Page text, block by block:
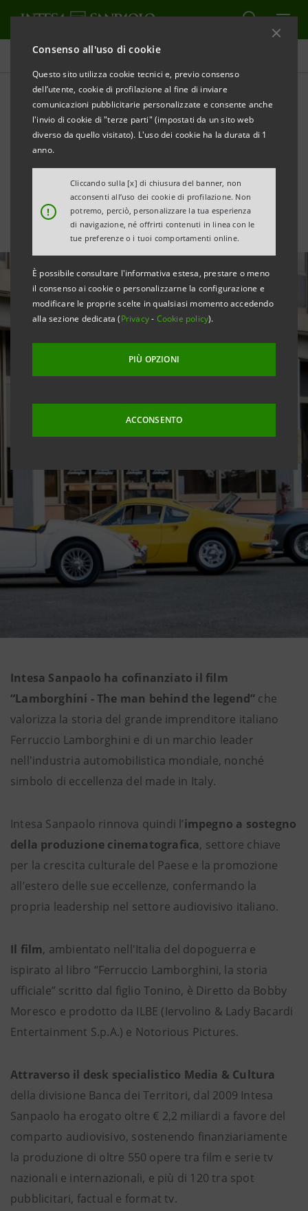
Consenso all'uso di cookie
Questo sito utilizza cookie tecnici e, previo consenso
dell’utente, cookie di profilazione al fine di inviare
comunicazioni pubblicitarie personalizzate e consente anche
l'invio di cookie di "terze parti" (impostati da un sito web
diverso da quello visitato). L'uso dei cookie ha la durata di 1
anno.
!
Cliccando sulla [x] di chiusura del banner, non
acconsenti all’uso dei cookie di profilazione. Non
potremo, perciò, personalizzare la tua esperienza
di navigazione, né offrirti contenuti in linea con le
tue preferenze o i tuoi comportamenti online.
È possibile consultare l'informativa estesa, prestare o meno
il consenso ai cookie o personalizzarne la configurazione e
modificare le proprie scelte in qualsiasi momento accedendo
alla sezione dedicata (Privacy- Cookie policy).
PIÙ OPZIONI
ACCONSENTO
Tutte le news
Intesa Sanpaolo co-finanzia
un film sulla storia di
Ferruccio Lamborghini
Intesa Sanpaolo ha cofinanziato il film
“Lamborghini - The man behind the legend” che
valorizza la storia del grande imprenditore italiano
Ferruccio Lamborghini e di un marchio leader
nell'industria automobilistica mondiale, nonché
simbolo di eccellenza del made in Italy.
Intesa Sanpaolo rinnova quindi l’impegno a sostegno
della produzione cinematografica, settore chiave
per la crescita culturale del Paese e la promozione
all’estero delle sue eccellenze, confermando la
propria leadership nel settore audiovisivo italiano.
Il film, ambientato nell'Italia del dopoguerra e
ispirato al libro “Ferruccio Lamborghini, la storia
ufficiale” scritto dal figlio Tonino, è Diretto da Bobby
Moresco e prodotto da ILBE (Iervolino & Lady Bacardi
Entertainment S.p.A.) e Notorious Pictures.
Attraverso il desk specialistico Media & Cultura
della divisione Banca dei Territori, dal 2009 Intesa
Sanpaolo ha erogato oltre € 2,2 miliardi a favore del
comparto audiovisivo, sostenendo finanziariamente
la produzione di oltre 550 opere tra film e serie tv
nazionali e internazionali, e più di 120 tra spot
pubblicitari, factual e format tv.